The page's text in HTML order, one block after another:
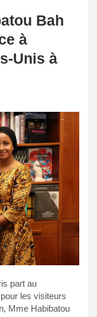
Bah
à
Unis à
part au
les visiteurs
Mme Habibatou